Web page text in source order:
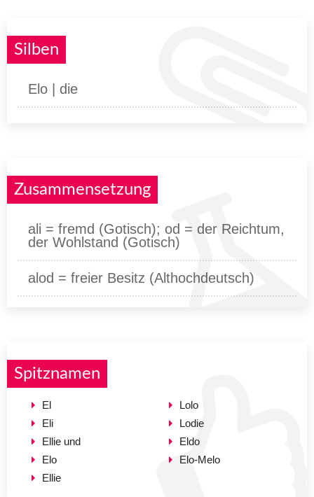
Silben
Elo | die
Zusammensetzung
ali = fremd (Gotisch); od = der Reichtum,
der Wohlstand (Gotisch)
alod = freier Besitz (Althochdeutsch)
Spitznamen
El
Eli
Ellie und
Elo
Ellie
Lolo
Lodie
Eldo
Elo-Melo